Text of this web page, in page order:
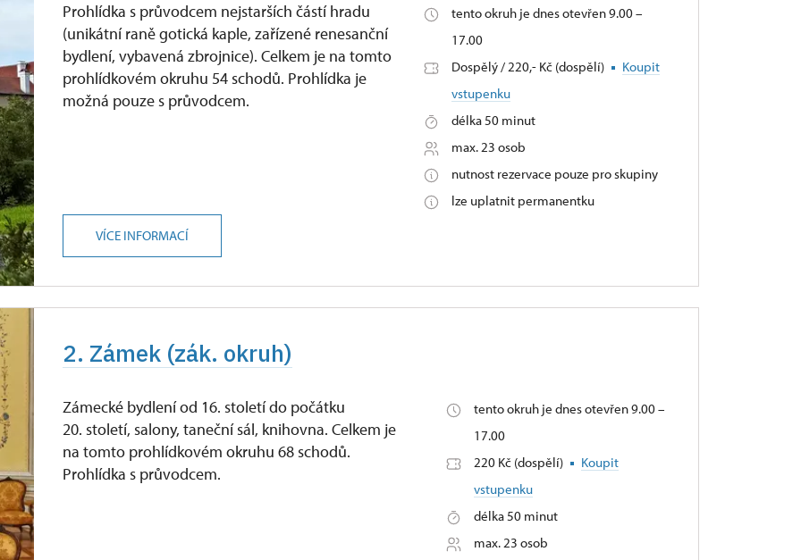
zdarma
Prohlídka s průvodcem nejstarších částí hradu
(unikátní raně gotická kaple, zařízené renesanční
bydlení, vybavená zbrojnice). Celkem je na tomto
prohlídkovém okruhu 54 schodů. Prohlídka je
možná pouze s průvodcem.
tento okruh je dnes otevřen 9.00 –
17.00
Dospělý / 220,- Kč (dospělí)
Koupit
vstupenku
délka 50 minut
max. 23 osob
nutnost rezervace pouze pro skupiny
lze uplatnit permanentku
VÍCE INFORMACÍ
2. Zámek (zák. okruh)
Zámecké bydlení od 16. století do počátku
20. století, salony, taneční sál, knihovna. Celkem je
na tomto prohlídkovém okruhu 68 schodů.
Prohlídka s průvodcem.
tento okruh je dnes otevřen 9.00 –
17.00
220 Kč (dospělí)
Koupit
vstupenku
délka 50 minut
max. 23 osob